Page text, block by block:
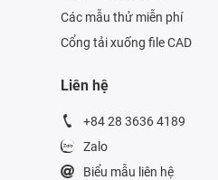
Các mẫu thử miễn phí
Cổng tải xuống file CAD
Liên hệ
+84 28 3636 4189
Zalo
Biểu mẫu liên hệ